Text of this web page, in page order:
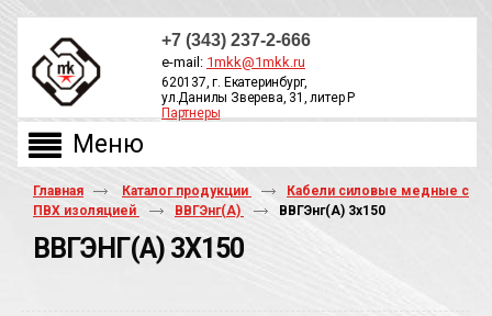
+7 (343) 237-2-666
e-mail: 1mkk@1mkk.ru
620137, г. Екатеринбург,
ул.Данилы Зверева, 31, литер Р
Партнеры
Главная Каталог продукции
Кабели силовые медные с
ПВХ изоляцией
ВВГЭнг(А) ВВГЭнг(A) 3х150
ВВГЭНГ(A) 3Х150